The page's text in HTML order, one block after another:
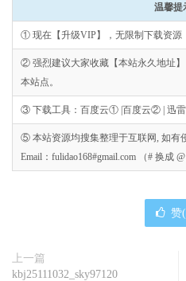
温馨提
① 现在【升级VIP】，无限制下载资源
② 强烈建议大家收藏【本站永久地址
本站点。
③ 下载工具：百度云① |百度云② | 迅雷
⑤ 本站资源均搜集整理于互联网, 如有
Email：fulidao168#gmail.com （# 换成 @
赞(
上一篇
kbj25111032_sky97120